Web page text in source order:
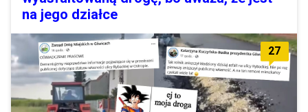
na jego działce
27